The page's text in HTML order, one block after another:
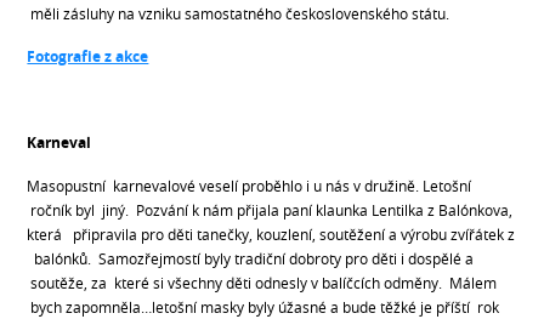
měli zásluhy na vzniku samostatného československého státu.
Fotografie z akce
Karneval
Masopustní karnevalové veselí proběhlo i u nás v družině. Letošní
ročník byl jiný. Pozvání k nám přijala paní klaunka Lentilka z Balónkova,
která připravila pro děti tanečky, kouzlení, soutěžení a výrobu zvířátek z
balónků. Samozřejmostí byly tradiční dobroty pro děti i dospělé a
soutěže, za které si všechny děti odnesly v balíčcích odměny. Málem
bych zapomněla…letošní masky byly úžasné a bude těžké je příští rok